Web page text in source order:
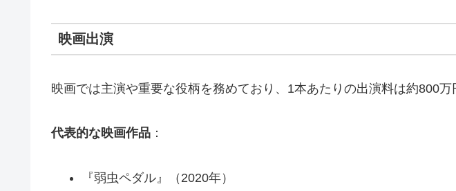
映画出演
映画では主演や重要な役柄を務めており、1本あたりの出演料は約800
代表的な映画作品 ：
『弱虫ペダル』（2020年）